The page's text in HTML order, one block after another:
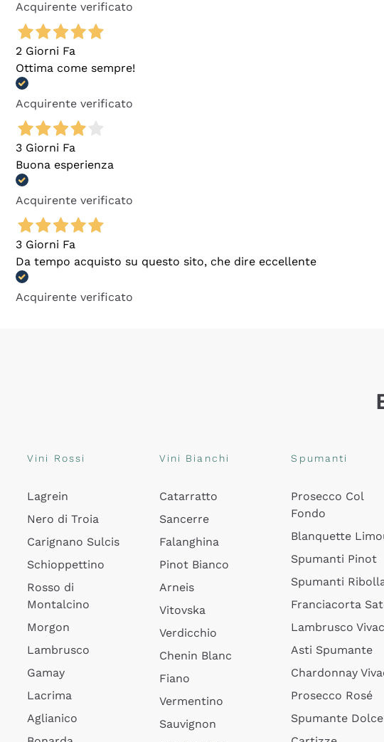
Acquirente verificato
2 Giorni Fa
Ottima come sempre!
Acquirente verificato
3 Giorni Fa
Buona esperienza
Acquirente verificato
3 Giorni Fa
Da tempo acquisto su questo sito, che dire eccellente
Acquirente verificato
Vini Rossi
Lagrein
Nero di Troia
Carignano Sulcis
Schioppettino
Rosso di
Montalcino
Morgon
Lambrusco
Gamay
Lacrima
Aglianico
Vini Bianchi
Catarratto
Sancerre
Falanghina
Pinot Bianco
Arneis
Vitovska
Verdicchio
Chenin Blanc
Fiano
Vermentino
Sauvignon
Spumanti
Prosecco Col
Fondo
Blanquette
Spumanti Pinot
Spumanti
Franciacorta
Lambrusco
Asti Spumante
Chardonnay
Prosecco Rosé
Spumante Dolce